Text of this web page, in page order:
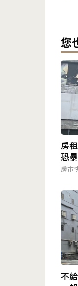
您
房
恐
房市
不